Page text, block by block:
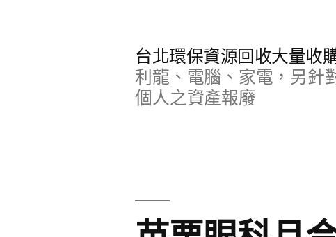
台北環保資源回收大量收
利龍、電腦、家電，另針
個人之資產報廢